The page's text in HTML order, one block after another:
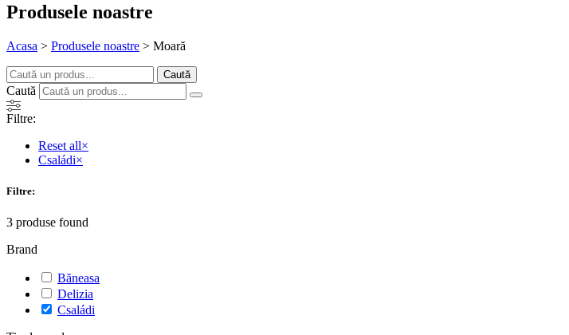
Produsele noastre
Acasa > Produsele noastre > Moară
Caută
Caută
Filtre:
Reset all×
Családi×
Filtre:
3 produse found
Brand
Băneasa
Delizia
Családi